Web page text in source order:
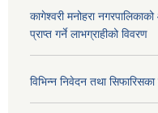
कागेश्वरी मनोहरा
प्राप्त गर्ने लाभग्राहीको विवरण
विभिन्न निवेदन तथा